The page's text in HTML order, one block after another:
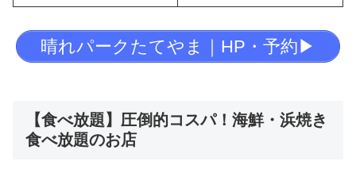
晴れパークたてやま｜HP・予約▶︎
【食べ放題】圧倒的コスパ！海鮮・浜焼き
食べ放題のお店